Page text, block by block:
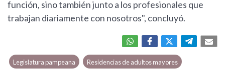
función, sino también junto a los profesionales que
trabajan diariamente con nosotros", concluyó.
Legislatura pampeana Residencias de adultos mayores